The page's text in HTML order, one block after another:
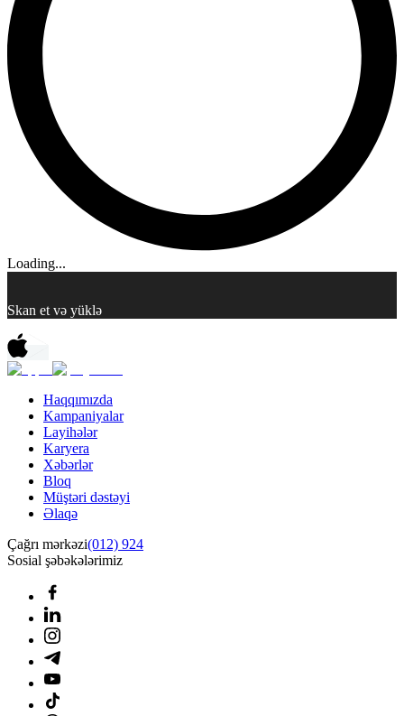
Loading...
Skan et və yüklə
Haqqımızda
Kampaniyalar
Layihələr
Karyera
Xəbərlər
Bloq
Müştəri dəstəyi
Əlaqə
Çağrı mərkəzi(012) 924
Sosial şəbəkələrimiz